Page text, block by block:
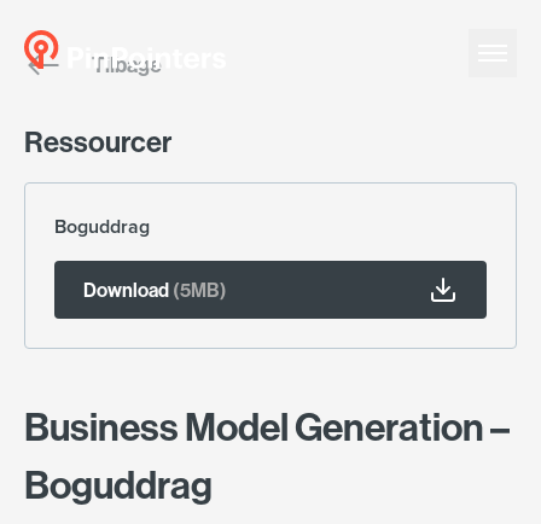
Dansk
Tilbage
Ressourcer
Boguddrag
Download (5MB)
Business Model Generation –
Boguddrag